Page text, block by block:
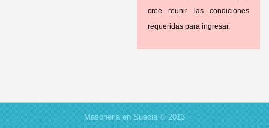
cree reunir las condiciones
requeridas para ingresar.
Masoneria en Suecia © 2013